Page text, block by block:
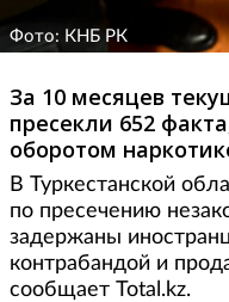
Фото: КНБ РК
За 10 месяцев
пресекли 652
оборотом
В Туркестанской
по пресечению
задержаны
контрабандой и
сообщает Total.kz.